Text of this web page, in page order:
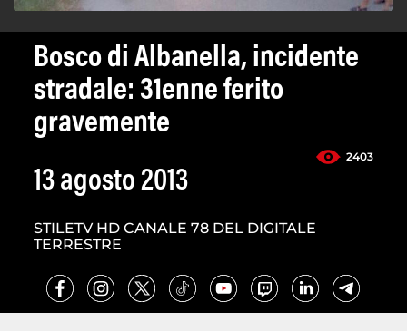
Bosco di Albanella, incidente
stradale: 31enne ferito
gravemente
2403
13 agosto 2013
STILETV HD CANALE 78 DEL DIGITALE
TERRESTRE